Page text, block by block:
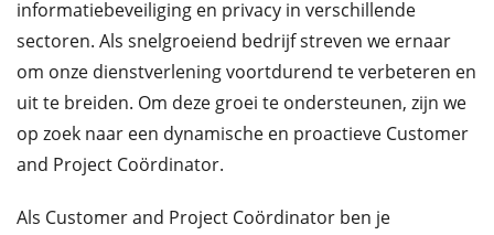
informatiebeveiliging en privacy in verschillende
sectoren. Als snelgroeiend bedrijf streven we ernaar
om onze dienstverlening voortdurend te verbeteren en
uit te breiden. Om deze groei te ondersteunen, zijn we
op zoek naar een dynamische en proactieve Customer
and Project Coördinator.
Als Customer and Project Coördinator ben je